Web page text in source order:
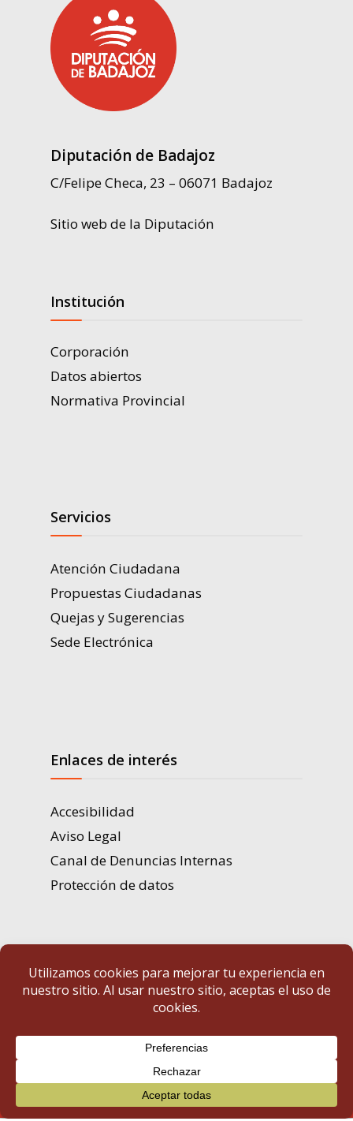
Diputación de Badajoz
C/Felipe Checa, 23 – 06071 Badajoz
Sitio web de la Diputación
Institución
Corporación
Datos abiertos
Normativa Provincial
Servicios
Atención Ciudadana
Propuestas Ciudadanas
Quejas y Sugerencias
Sede Electrónica
Enlaces de interés
Accesibilidad
Aviso Legal
Canal de Denuncias Internas
Protección de datos
Portal de Transparencia | Diputación de Badajoz